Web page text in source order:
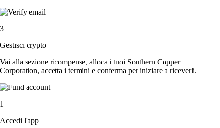
3
Gestisci crypto
Vai alla sezione ricompense, alloca i tuoi Southern Copper
Corporation, accetta i termini e conferma per iniziare a riceverli.
1
Accedi l'app